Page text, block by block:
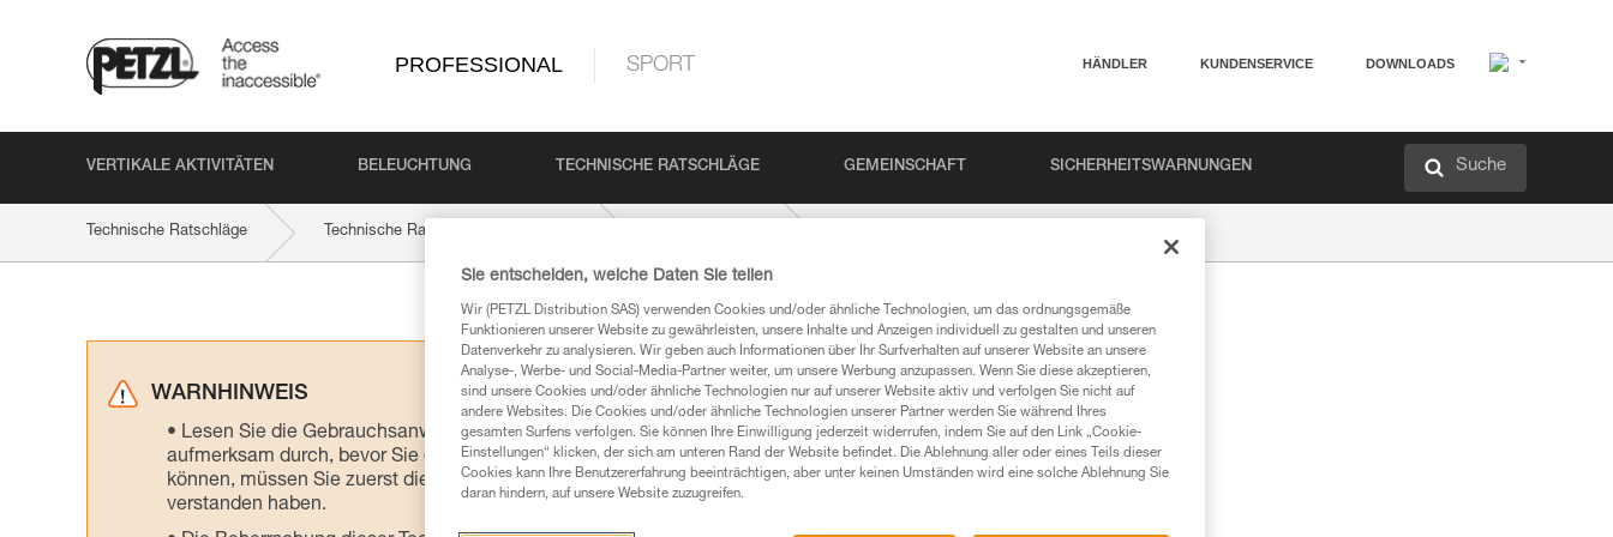
PROFESSIONAL SPORT HÄNDLER KUNDENSERVICE DOWNLOADS
VERTIKALE AKTIVITÄTEN BELEUCHTUNG TECHNISCHE RATSCHLÄGE GEMEINSCHAFT SICHERHEITSWARNUNGEN Suche
Technische Ratschläge Technische Ratschläge nach Produkt
WARNHINWEIS
Lesen Sie die Gebrauchsanweisungen der Produkte, um die es in diesem Tech Tipp geht,
aufmerksam durch, bevor Sie diesen zu Rate ziehen. Um diese Zusatzinformationen verstehen zu
können, müssen Sie zuerst die in der Gebrauchsanweisung enthaltenen Informationen richtig
verstanden haben.
Sie entscheiden, welche Daten Sie teilen
Wir (PETZL Distribution SAS) verwenden Cookies und/oder ähnliche Technologien, um das ordnungsgemäße
Funktionieren unserer Website zu gewährleisten, unsere Inhalte und Anzeigen individuell zu gestalten und unseren
Datenverkehr zu analysieren. Wir geben auch Informationen über Ihr Surfverhalten auf unserer Website an unsere
Analyse-, Werbe- und Social-Media-Partner weiter, um unsere Werbung anzupassen. Wenn Sie diese akzeptieren,
sind unsere Cookies und/oder ähnliche Technologien nur auf unserer Website aktiv und verfolgen Sie nicht auf
andere Websites. Die Cookies und/oder ähnliche Technologien unserer Partner werden Sie während Ihres
gesamten Surfens verfolgen. Sie können Ihre Einwilligung jederzeit widerrufen, indem Sie auf den Link „Cookie-
Einstellungen“ klicken, der sich am unteren Rand der Website befindet. Die Ablehnung aller oder eines Teils dieser
Cookies kann Ihre Benutzererfahrung beeinträchtigen, aber unter keinen Umständen wird eine solche Ablehnung Sie
daran hindern, auf unsere Website zuzugreifen.